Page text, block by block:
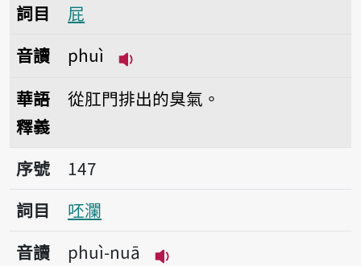
詞目
屁
音讀
phuì
華語
釋義
從肛門排出的臭氣。
序號147呸瀾
序號
147
詞目
呸瀾
音讀
phuì-nuā